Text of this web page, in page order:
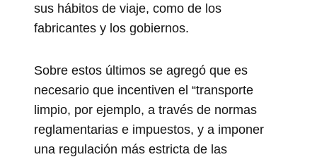
sus hábitos de viaje, como de los
fabricantes y los gobiernos.
Sobre estos últimos se agregó que es
necesario que incentiven el “transporte
limpio, por ejemplo, a través de normas
reglamentarias e impuestos, y a imponer
una regulación más estricta de las